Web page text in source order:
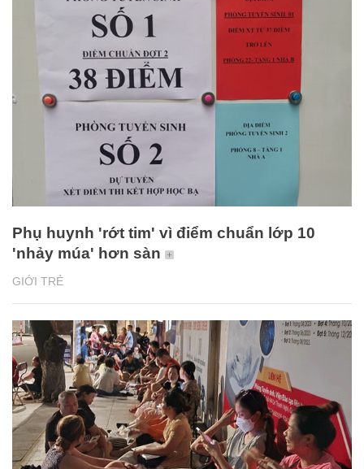
GIỚI TRẺ
Phụ huynh 'rớt tim' vì điểm chuẩn lớp 10
'nhảy múa' hơn sàn